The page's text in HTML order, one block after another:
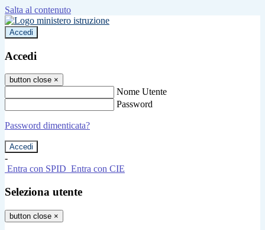
Salta al contenuto
Accedi
Accedi
button close ×
Nome Utente
Password
Password dimenticata?
-
Entra con SPID Entra con CIE
Seleziona utente
button close ×